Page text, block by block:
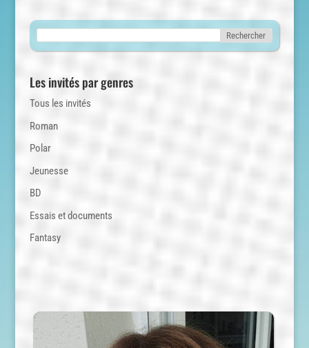
Les invités par genres
Tous les invités
Roman
Polar
Jeunesse
BD
Essais et documents
Fantasy